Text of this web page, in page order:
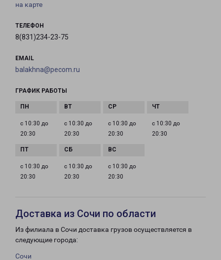
на карте
ТЕЛЕФОН
8(831)234-23-75
EMAIL
balakhna@pecom.ru
ГРАФИК РАБОТЫ
с 10:30 до
20:30
с 10:30 до
20:30
с 10:30 до
20:30
с 10:30 до
20:30
с 10:30 до
20:30
с 10:30 до
20:30
с 10:30 до
20:30
Доставка из Сочи по области
Из филиала в Сочи доставка грузов осуществляется в
следующие города:
Сочи